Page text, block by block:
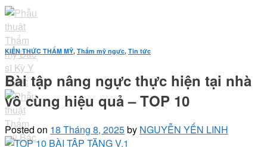
Skip
to
content
KIẾN THỨC THẨM MỸ, Thẩm mỹ ngực, Tin tức
Bài tập nâng ngực thực hiện tại nhà
vô cùng hiệu quả – TOP 10
Posted on 18 Tháng 8, 2025by NGUYỄN YẾN LINH